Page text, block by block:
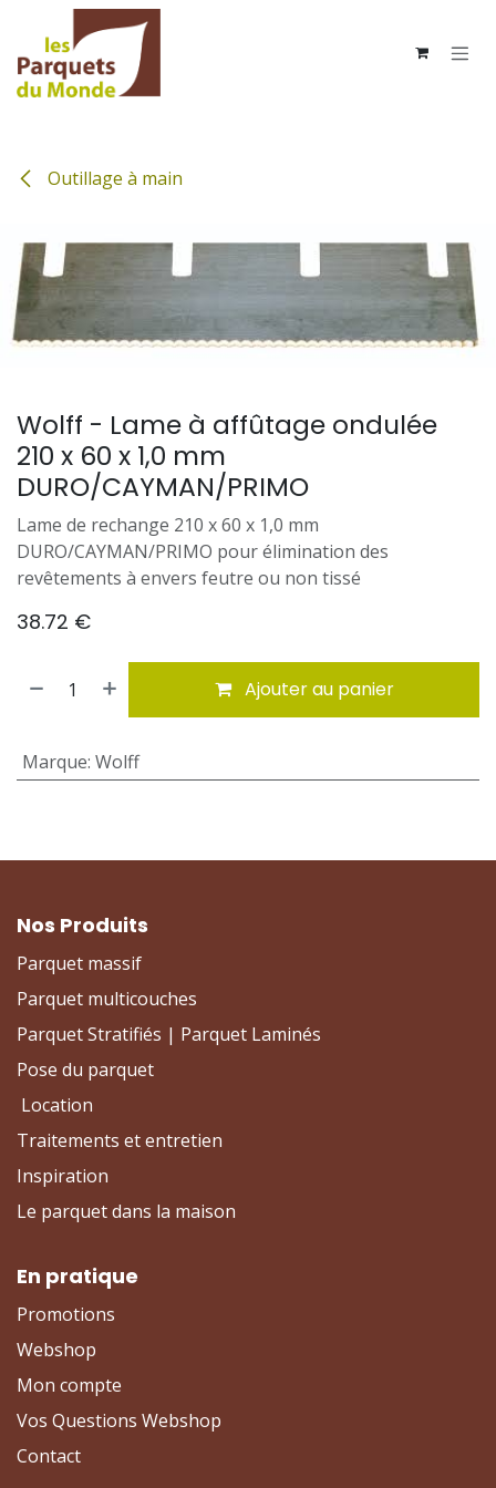
Se rendre au contenu
Outillage à main
Wolff - Lame à affûtage ondulée
210 x 60 x 1,0 mm
DURO/CAYMAN/PRIMO
Lame de rechange 210 x 60 x 1,0 mm
DURO/CAYMAN/PRIMO pour élimination des
revêtements à envers feutre ou non tissé
38.72 €
Ajouter au panier
Marque: Wolff
Nos Produits
Parquet massif
Parquet multicouches
Parquet Stratifiés | Parquet Laminés
Pose du parquet
Location
Traitements et entretien
Inspiration
Le parquet dans la maison
En pratique
Promotions
Webshop
Mon compte
Vos Questions Webshop
Contact